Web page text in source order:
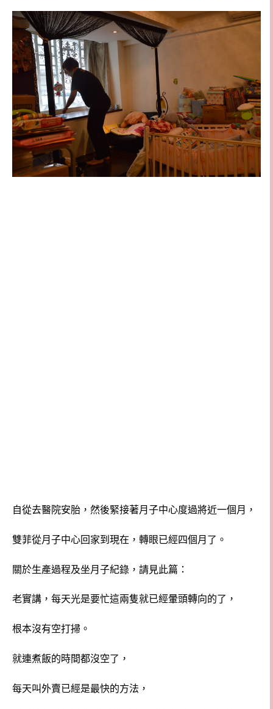
自從去醫院安胎，然後緊接著月子中心度過將近一個月，
雙菲從月子中心回家到現在，轉眼已經四個月了。
關於生產過程及坐月子紀錄，請見此篇：
老實講，每天光是要忙這兩隻就已經暈頭轉向的了，
根本沒有空打掃。
就連煮飯的時間都沒空了，
每天叫外賣已經是最快的方法，